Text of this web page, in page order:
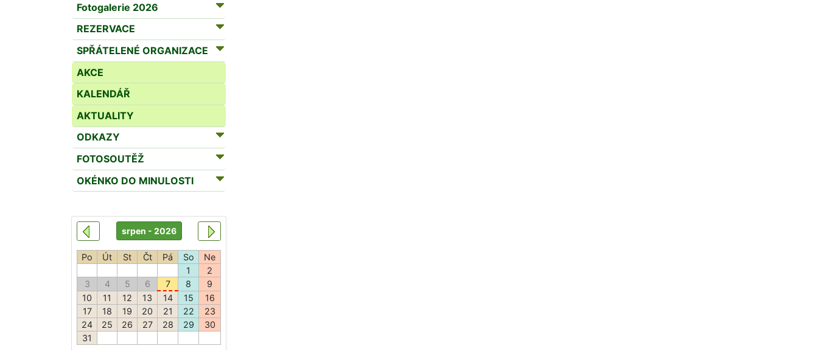
Fotogalerie 2026
REZERVACE
SPŘÁTELENÉ ORGANIZACE
AKCE
KALENDÁŘ
AKTUALITY
ODKAZY
FOTOSOUTĚŽ
OKÉNKO DO MINULOSTI